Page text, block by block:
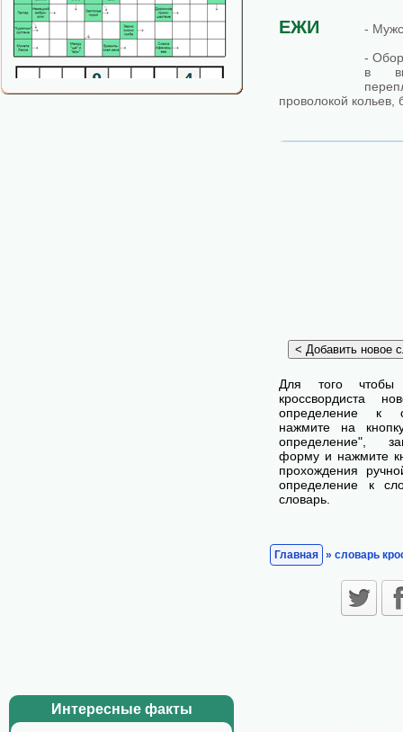
Интересные факты
ЕЖИ
-
-
в
проволокой кольев,
Для того чтобы
кроссвордиста
определение к
нажмите на
определение",
форму и нажмите
прохождения
определение к
словарь.
Главная » словарь